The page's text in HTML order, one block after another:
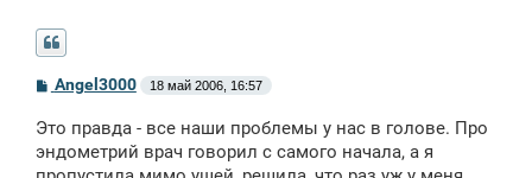
С
б
щ
е
Angel3000 18 май 2006, 16:57
Это правда - все наши проблемы у нас в голове. Про
эндометрий врач говорил с самого начала, а я